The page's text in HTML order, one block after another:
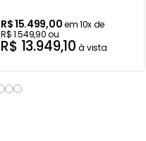
R$15.499,00em10x de
R$1.549,90ou
R$ 13.949,10 à vista